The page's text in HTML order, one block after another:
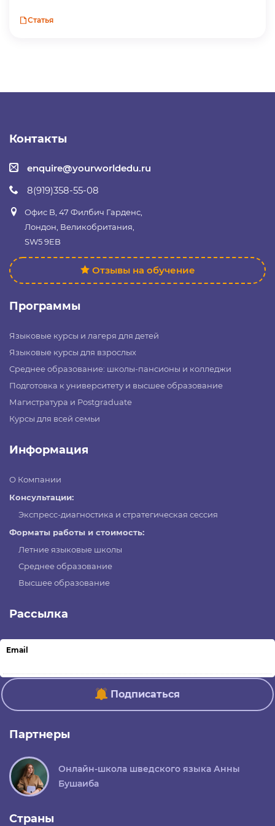
Статья
Контакты
enquire@yourworldedu.ru
8(919)358-55-08
Офис B, 47 Филбич Гарденс,
Лондон, Великобритания,
SW5 9EB
Отзывы на обучение
Программы
Языковые курсы и лагеря для детей
Языковые курсы для взрослых
Среднее образование: школы-пансионы и колледжи
Подготовка к университету и высшее образование
Магистратура и Postgraduate
Курсы для всей семьи
Информация
О Компании
Консультации:
Экспресс-диагностика и стратегическая сессия
Форматы работы и стоимость:
Летние языковые школы
Среднее образование
Высшее образование
Рассылка
Email
Подписаться
Партнеры
Онлайн-школа шведского языка Анны
Бушаиба
Страны